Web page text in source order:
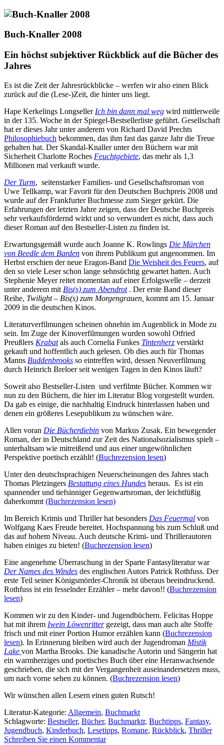
Buch-Knaller 2008
Ein höchst subjektiver Rückblick auf die Bücher des
Jahres
Es ist die Zeit der Jahresrückblicke – werfen wir also einen Blick
zurück auf die (Lese-)Zeit, die hinter uns liegt.
Hape Kerkelings Longseller Ich bin dann mal weg wird mittlerweile
in der 135. Woche in der Spiegel-Bestsellerliste geführt. Gesellschaft
hat er dieses Jahr unter anderem von Richard David Prechts
Philosophiebuch bekommen, das ihm fast das ganze Jahr die Treue
gehalten hat. Der Skandal-Knaller unter den Büchern war mit
Sicherheit Charlotte Roches Feuchtgebiete, das mehr als 1,3
Millionen mal verkauft wurde.
Der Turm, seitenstarker Familien- und Gesellschaftsroman von
Uwe Tellkamp, war Favorit für den Deutschen Buchpreis 2008 und
wurde auf der Frankfurter Buchmesse zum Sieger gekürt. Die
Erfahrungen der letzten Jahre zeigen, dass der Deutsche Buchpreis
sehr verkaufsfördernd wirkt und so verwundert es nicht, dass auch
dieser Roman auf den Bestseller-Listen zu finden ist.
Erwartungsgemäß wurde auch Joanne K. Rowlings Die Märchen
von Beedle dem Barden von ihrem Publikum gut angenommen. Im
Herbst erschien der neue Eragon-Band Die Weisheit des Feuers, auf
den so viele Leser schon lange sehnsüchtig gewartet hatten. Auch
Stephenie Meyer reitet momentan auf einer Erfolgswelle – derzeit
unter anderem mit Bis(s) zum Abendrot. Der erste Band dieser
Reihe, Twilight – Bis(s) zum Morgengrauen, kommt am 15. Januar
2009 in die deutschen Kinos.
Literaturverfilmungen scheinen ohnehin im Augenblick in Mode zu
sein. Im Zuge der Kinoverfilmungen wurden sowohl Otfried
Preußlers Krabatals auch Cornelia Funkes Tintenherz verstärkt
gekauft und hoffentlich auch gelesen. Ob dies auch für Thomas
Manns Buddenbrooks so eintreffen wird, dessen Neuverfilmung
durch Heinrich Breloer seit wenigen Tagen in den Kinos läuft?
Soweit also Bestseller-Listen und verfilmte Bücher. Kommen wir
nun zu den Büchern, die hier im Literatur Blog vorgestellt wurden.
Da gab es einige, die nachhaltig Eindruck hinterlassen haben und
denen ein größeres Lesepublikum zu wünschen wäre.
Allen voran Die Bücherdiebin von Markus Zusak. Ein bewegender
Roman, der in Deutschland zur Zeit des Nationalsozialismus spielt –
unterhaltsam wie mitreißend und aus einer ungewöhnlichen
Perspektive poetisch erzählt! (Buchrezension lesen)
Unter den deutschsprachigen Neuerscheinungen des Jahres stach
Thomas Pletzingers Bestattung eines Hundes heraus. Es ist ein
spannender und tiefsinniger Gegenwartsroman, der leichtfüßig
daherkommt (Buchrezension lesen)
Im Bereich Krimis und Thriller hat besonders Das Feuermal von
Wolfgang Kaes Freude bereitet. Hochspannung bis zum Schluß und
das auf hohem Niveau. Auch deutsche Krimi- und Thrillerautoren
haben einiges zu bieten! (Buchrezension lesen)
Eine angenehme Überraschung in der Sparte Fantasyliteratur war
Der Names des Windes des englischen Autors Patrick Rothfuss. Der
erste Teil seiner Königsmörder-Chronik ist überaus beeindruckend.
Rothfuss ist ein fesselnder Erzähler – mehr davon!! (Buchrezension
lesen)
Kommen wir zu den Kinder- und Jugendbüchern. Felicitas Hoppe
hat mit ihrem Iwein Löwenrittergezeigt, dass man auch alte Stoffe
frisch und mit einer Portion Humor erzählen kann (Buchrezension
lesen). In Erinnerung bleiben wird auch der Jugendroman Mistik
Lake von Martha Brooks. Die kanadische Autorin und Sängerin hat
ein warmherziges und poetisches Buch über eine Heranwachsende
geschrieben, die sich mit der Vergangenheit auseinandersetzen muss,
um nach vorne sehen zu können. (Buchrezension lesen)
Wir wünschen allen Lesern einen guten Rutsch!
Literatur-Kategorie: Allgemein, Buchmarkt
Schlagworte: Bestseller, Bücher, Buchmarktr, Buchtipps, Fantasy,
Jugendbuch, Kinderbuch, Lesetipps, Romane, Rückblick, Thriller
Schreiben Sie einen Kommentar